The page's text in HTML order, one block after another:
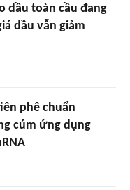
dầu toàn cầu đang
dầu vẫn giảm
phê chuẩn
cúm ứng dụng